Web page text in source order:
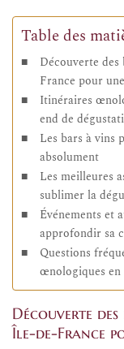
Table des
Découverte
France pour
Itinéraires
end de
Les bars à vins
absolument
Les meilleures
sublimer la
Événements et
approfondir sa
Questions
œnologiques en
Découverte
Île-de-France